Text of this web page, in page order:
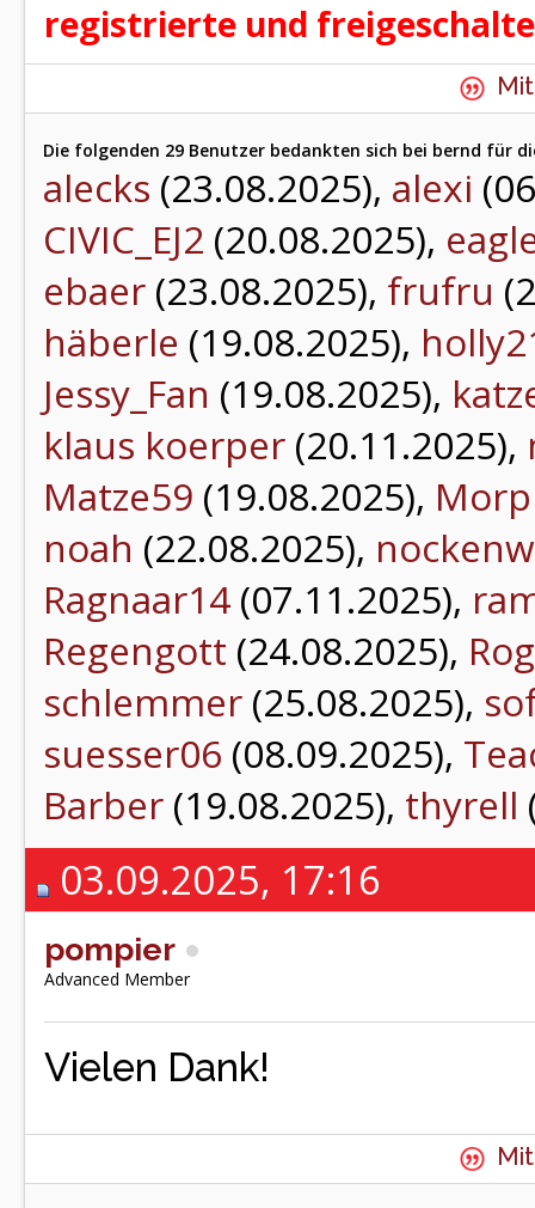
registrierte und
Die folgenden 29 Benutzer bedankten sich bei bernd für
alecks (23.08.2025), alexi
CIVIC_EJ2 (20.08.2025),
ebaer (23.08.2025), frufru
häberle (19.08.2025),
Jessy_Fan (19.08.2025),
klaus koerper (20.11.2025),
Matze59 (19.08.2025),
noah (22.08.2025),
Ragnaar14 (07.11.2025),
Regengott (24.08.2025),
schlemmer (25.08.2025),
suesser06 (08.09.2025),
Barber (19.08.2025), thyrell
03.09.2025, 17:16
pompier
Advanced Member
Vielen Dank!